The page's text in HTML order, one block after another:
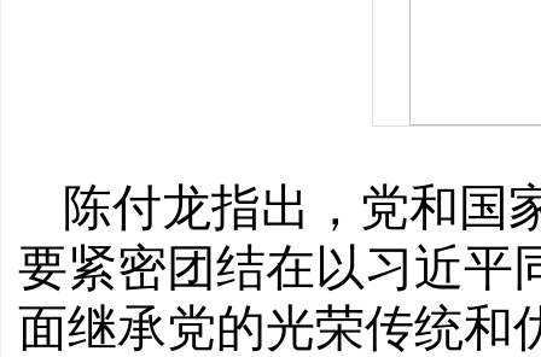
陈付龙指出，党和国
要紧密团结在以习近平
面继承党的光荣传统和